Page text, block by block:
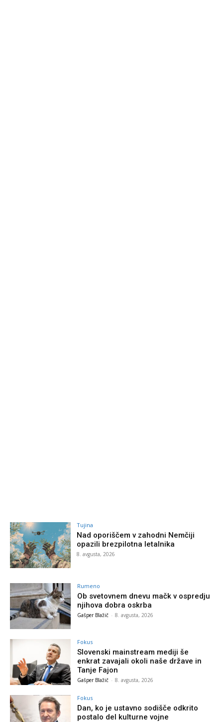
Tujina
Nad oporiščem v zahodni Nemčiji
opazili brezpilotna letalnika
8. avgusta, 2026
Rumeno
Ob svetovnem dnevu mačk v ospredju
njihova dobra oskrba
Gašper Blažič - 8. avgusta, 2026
Fokus
Slovenski mainstream mediji še
enkrat zavajali okoli naše države in
Tanje Fajon
Gašper Blažič - 8. avgusta, 2026
Fokus
Dan, ko je ustavno sodišče odkrito
postalo del kulturne vojne